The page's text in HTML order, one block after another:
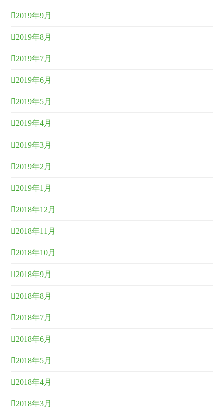
2019年9月
2019年8月
2019年7月
2019年6月
2019年5月
2019年4月
2019年3月
2019年2月
2019年1月
2018年12月
2018年11月
2018年10月
2018年9月
2018年8月
2018年7月
2018年6月
2018年5月
2018年4月
2018年3月